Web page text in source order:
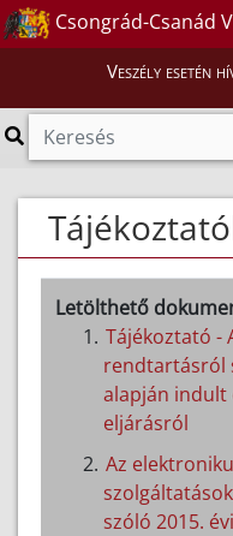
Csongrád-Csanád
Veszély esetén
Letölthető
Tájékoztató -
rendtartásról
alapján indult
eljárásról
Az
szóló 2015.